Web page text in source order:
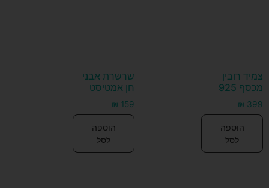
צמיד רובין
מכסף 925
₪ 399
הוספה
לסל
שרשרת אבני
חן אמטיסט
₪ 159
הוספה
לסל